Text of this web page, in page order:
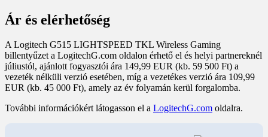
Ár és elérhetőség
A Logitech G515 LIGHTSPEED TKL Wireless Gaming
billentyűzet a LogitechG.com oldalon érhető el és helyi partnereknél
júliustól, ajánlott fogyasztói ára 149,99 EUR (kb. 59 500 Ft) a
vezeték nélküli verzió esetében, míg a vezetékes verzió ára 109,99
EUR (kb. 45 000 Ft), amely az év folyamán kerül forgalomba.
További információkért látogasson el a LogitechG.com oldalra.